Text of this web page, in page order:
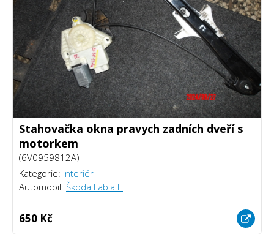
Stahovačka okna pravych zadních dveří s
motorkem
(6V0959812A)
Kategorie: Interiér
Automobil: Škoda Fabia III
650 Kč